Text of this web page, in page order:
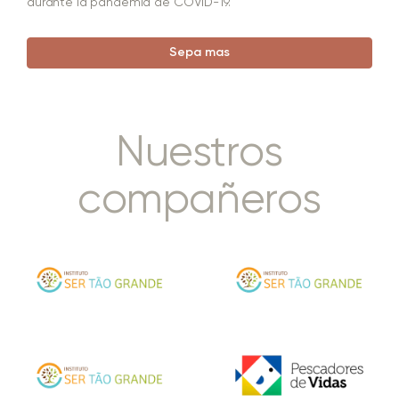
durante la pandemia de COVID-19.
Sepa mas
Nuestros
compañeros